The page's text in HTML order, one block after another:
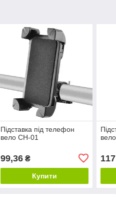
Підставка під телефон
вело CH-01
99,36₴
Купити